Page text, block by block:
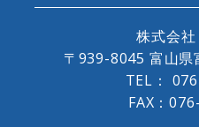
株式会
〒939-8045 富山県
TEL：
FAX：